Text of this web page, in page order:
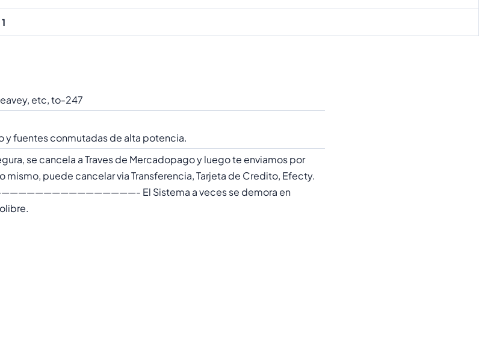
1
etc, to-247
y fuentes conmutadas de alta potencia.
se cancela a Traves de Mercadopago y luego te enviamos por
mismo, puede cancelar via Transferencia, Tarjeta de Credito, Efecty.
El Sistema a veces se demora en